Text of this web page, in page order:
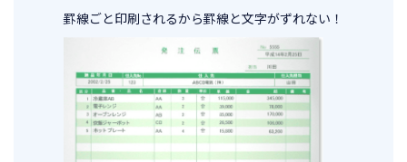
罫線ごと印刷されるから罫線と文字がずれない！